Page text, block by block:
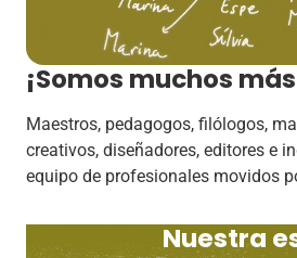
¡Somos muchos
Maestros, pedagogos, filólogos,
creativos, diseñadores, editores e
equipo de profesionales movidos
Nuestra